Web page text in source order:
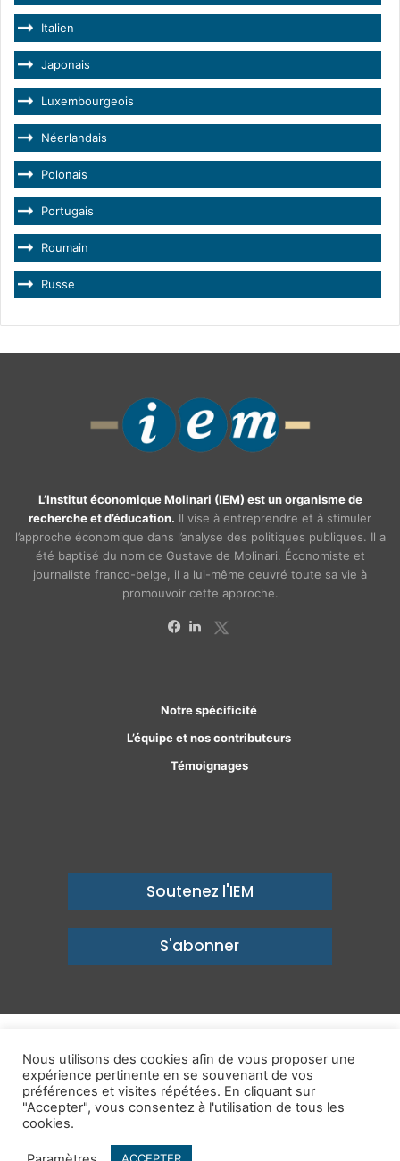
Italien
Japonais
Luxembourgeois
Néerlandais
Polonais
Portugais
Roumain
Russe
L’Institut économique Molinari (IEM) est un organisme de
recherche et d’éducation. Il vise à entreprendre et à stimuler
l’approche économique dans l’analyse des politiques publiques. Il a
été baptisé du nom de Gustave de Molinari. Économiste et
journaliste franco-belge, il a lui-même oeuvré toute sa vie à
promouvoir cette approche.
Notre spécificité
L’équipe et nos contributeurs
Témoignages
Soutenez l'IEM
S'abonner
un avenir prospère
Mentions légales-Politique de confidentialité-Contact
Publications
Nous utilisons des cookies afin de vous proposer une
expérience pertinente en se souvenant de vos
préférences et visites répétées. En cliquant sur
"Accepter", vous consentez à l'utilisation de tous les
cookies.